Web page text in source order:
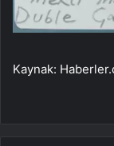
Kaynak: